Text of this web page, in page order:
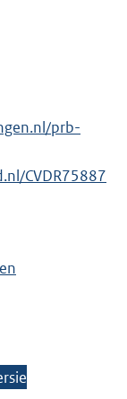
prb-
CVDR75887